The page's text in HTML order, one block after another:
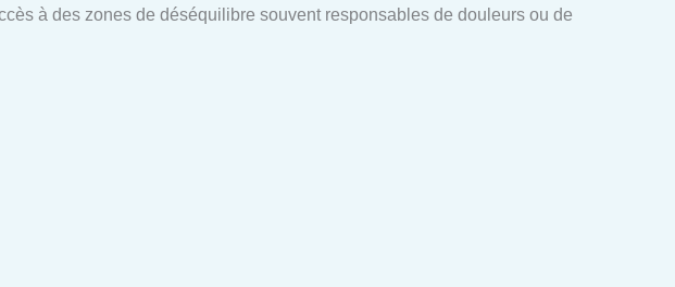
à des zones de déséquilibre souvent responsables de douleurs ou de